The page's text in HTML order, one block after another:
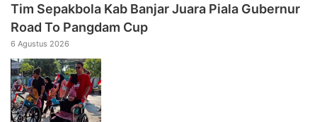
Tim Sepakbola Kab Banjar Juara Piala Gubernur
Road To Pangdam Cup
6 Agustus 2026